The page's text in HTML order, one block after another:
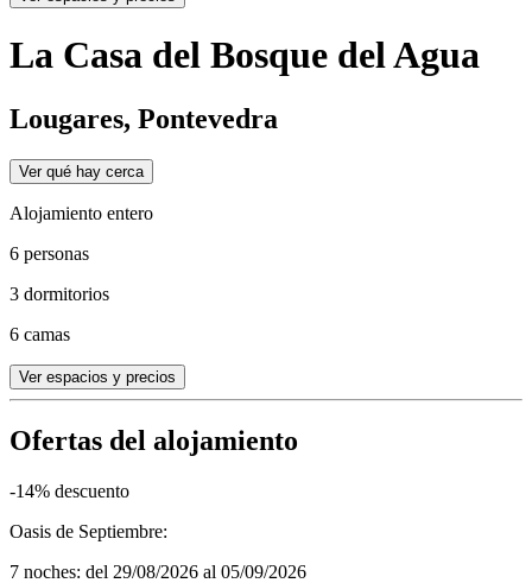
La Casa del Bosque del Agua
Lougares, Pontevedra
Ver qué hay cerca
Alojamiento entero
6 personas
3 dormitorios
6 camas
Ver espacios y precios
Ofertas del alojamiento
-14% descuento
Oasis de Septiembre:
7 noches: del 29/08/2026 al 05/09/2026